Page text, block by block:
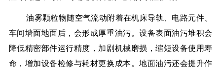
油雾颗粒物随空气流动附着在机床导轨、电路元件、
车间墙面地面后，会形成厚重油污。设备表面油污堆积会
降低精密部件运行精度，加剧机械磨损，缩短设备使用寿
命，增加设备检修与耗材更换成本。地面油污还会提升作